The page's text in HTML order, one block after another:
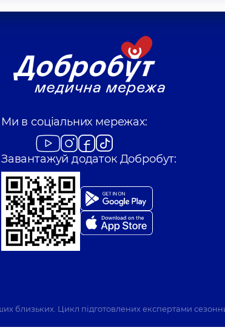
Ми в соціальних мережах:
Завантажуй додаток Добробут:
близьких. Цикл підготовлених експертами